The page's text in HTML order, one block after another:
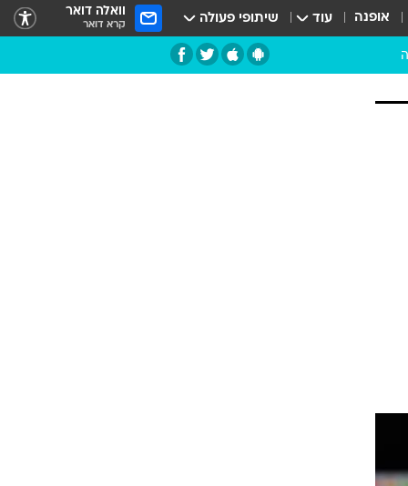
אופנה עוד שיתופי פעולה וואלה דואר
קרא דואר